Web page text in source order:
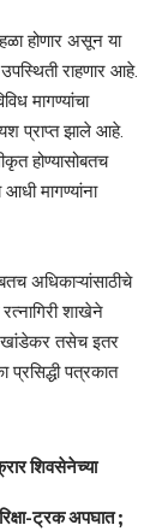
होणार असून या
राहणार आहे.
मागण्यांचा
प्राप्त झाले आहे.
होण्यासोबतच
मागण्यांना
अधिकाऱ्यांसाठीचे
शाखेने
खांडेकर तसेच इतर
प्रसिद्धी पत्रकात
शिवसेनेच्या
ट्रक अपघात ;